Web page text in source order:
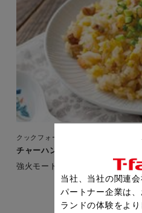
クックフォーミー 6L（250レシピ内蔵
チャーハン
強火モードを使えば、ふんわりパ
当社、当社の関連
パートナー企業は
ランドの体験をよ